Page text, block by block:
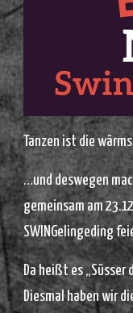
Tanzen ist die
…und deswegen
gemeinsam am
SWINGelingeding
Da heißt es „Süsser
Diesmal haben wir